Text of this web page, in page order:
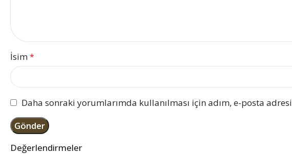
Değerlendirmeler
İsim*
Daha sonraki yorumlarımda kullanılması için adım, e-posta